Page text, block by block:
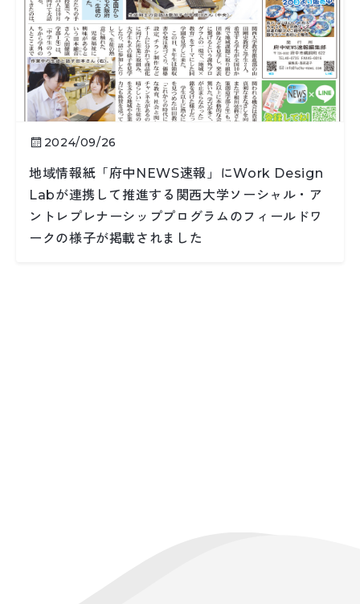
2024/09/26
地域情報紙「府中NEWS速報」にWork Design
Labが連携して推進する関西大学ソーシャル・ア
ントレプレナーシッププログラムのフィールドワ
ークの様子が掲載されました